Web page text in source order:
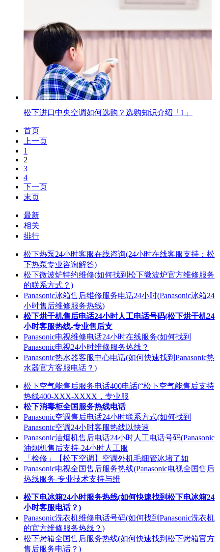
松下进口中央空调如何选购？选购知识介绍「1」
首页
上一页
1
2
3
4
下一页
末页
最新
相关
排行
松下热泵24小时客服在线咨询(24小时在线客服支持：松
下热泵专业咨询解答)
松下微波炉特约维修(如何找到松下微波炉官方维修服务
的联系方式？)
Panasonic冰箱售后维修服务电话24小时(Panasonic冰箱24
小时售后维修服务热线)
松下烘干机售后电话24小时人工电话号码(松下烘干机24
小时客服热线-专业售后支
Panasonic电视维修电话24小时在线服务(如何找到
Panasonic电视24小时维修服务热线？
Panasonic热水器客服中心电话(如何快速找到Panasonic热
水器官方客服电话？)
松下空气能售后服务电话400电话(“松下空气能售后支持
热线400-XXX-XXXX，专业服
松下消毒柜全国服务热线电话
Panasonic空调售后电话24小时联系方式(如何找到
Panasonic空调24小时客服热线以快速
Panasonic油烟机售后电话24小时人工电话号码(Panasonic
油烟机售后支持-24小时人工服
「检修」【松下空调】空调外机毛细管冰堵了如
Panasonic电视全国售后服务热线(Panasonic电视全国售后
热线服务-专业技术支持与维
松下电冰箱24小时服务热线(如何快速找到松下电冰箱24
小时客服电话？)
Panasonic洗衣机维修电话号码(如何找到Panasonic洗衣机
的官方维修服务热线？)
松下烤箱全国售后服务热线(如何快速找到松下烤箱官方
售后服务电话？)